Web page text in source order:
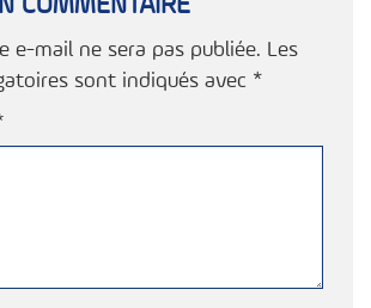
COMMENTAIRE
e-mail ne sera pas publiée. Les
sont indiqués avec *